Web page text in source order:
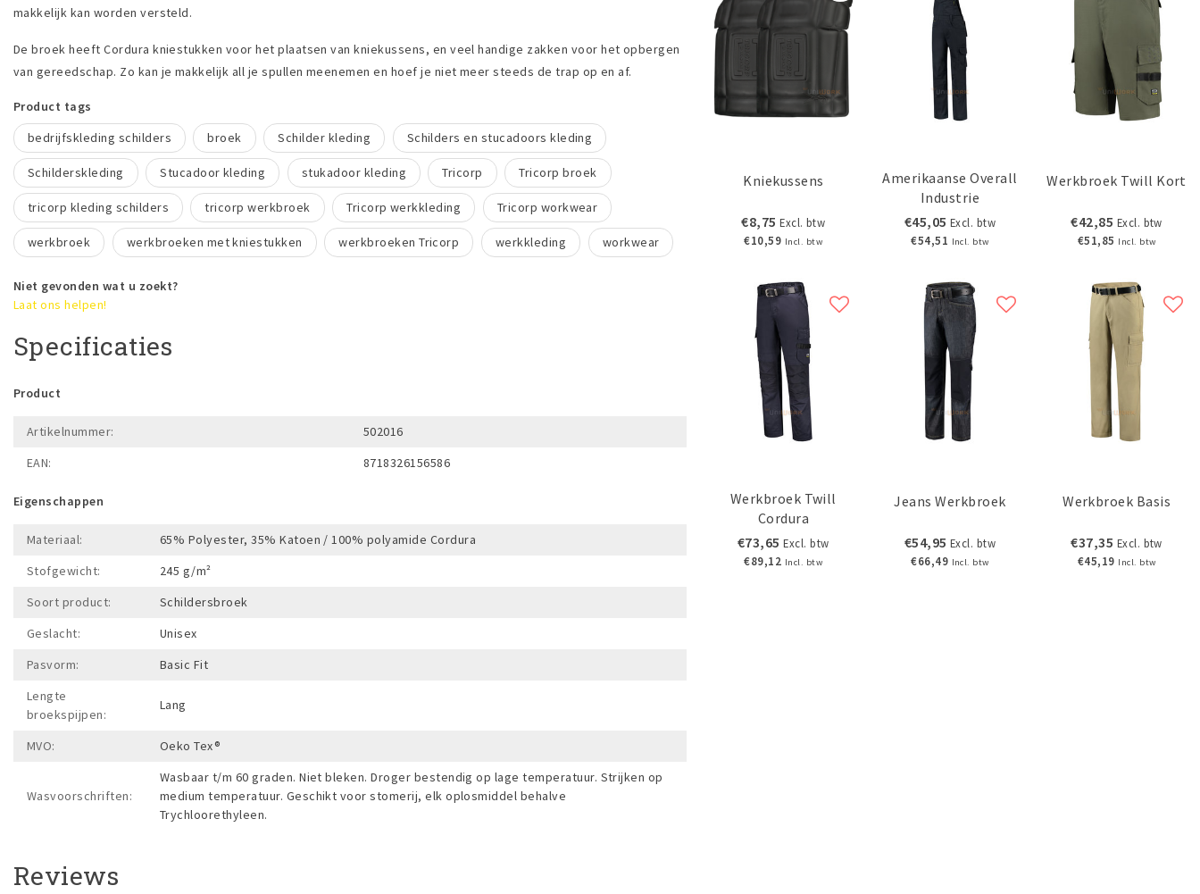
makkelijk kan worden versteld.
De broek heeft Cordura kniestukken voor het plaatsen van kniekussens, en veel handige zakken voor het opbergen
van gereedschap. Zo kan je makkelijk all je spullen meenemen en hoef je niet meer steeds de trap op en af.
Product tags
bedrijfskleding schilders
broek Schilder kleding Schilders en stucadoors kleding
Schilderskleding Stucadoor kleding stukadoor kleding Tricorp Tricorp broek
tricorp kleding schilders tricorp werkbroek Tricorp werkkleding Tricorp workwear
werkbroek werkbroeken met kniestukken werkbroeken Tricorp werkkleding workwear
Niet gevonden wat u zoekt?
Laat ons helpen!
Specificaties
Product
Artikelnummer:
502016
EAN:
8718326156586
Eigenschappen
Materiaal:
65% Polyester, 35% Katoen / 100% polyamide Cordura
Stofgewicht:
245 g/m²
Soort product:
Schildersbroek
Geslacht:
Unisex
Pasvorm:
Basic Fit
Lengte
broekspijpen:
Lang
MVO: Oeko Tex®
Wasvoorschriften:
Wasbaar t/m 60 graden. Niet bleken. Droger bestendig op lage temperatuur. Strijken op
medium temperatuur. Geschikt voor stomerij, elk oplosmiddel behalve
Trychloorethyleen.
Reviews
Kniekussens
€8,75 Excl. btw
€10,59 Incl. btw
Amerikaanse Overall
Industrie
€45,05 Excl. btw
€54,51 Incl. btw
Werkbroek Twill Kort
€42,85 Excl. btw
€51,85 Incl. btw
Werkbroek Twill
Cordura
€73,65 Excl. btw
€89,12 Incl. btw
Jeans Werkbroek
€54,95 Excl. btw
€66,49 Incl. btw
Werkbroek Basis
€37,35 Excl. btw
€45,19 Incl. btw